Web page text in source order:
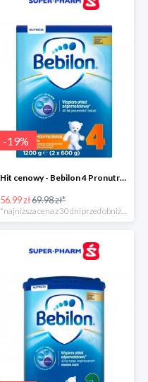
-19%
Hit cenowy - Bebilon 4 Pronutra-Advance
56.99 zł69.98 zł*